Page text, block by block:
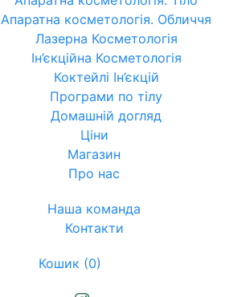
Апаратна косметологія. Обличчя
Лазерна Косметологія
Ін’єкційна Косметологія
Коктейлі Ін’єкцій
Програми по тілу
Домашній догляд
Ціни
Магазин
Про нас
Наша команда
Контакти
Кошик (0)